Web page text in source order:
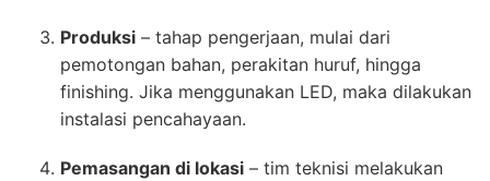
Produksi – tahap pengerjaan, mulai dari
pemotongan bahan, perakitan huruf, hingga
finishing. Jika menggunakan LED, maka dilakukan
instalasi pencahayaan.
Pemasangan di lokasi – tim teknisi melakukan